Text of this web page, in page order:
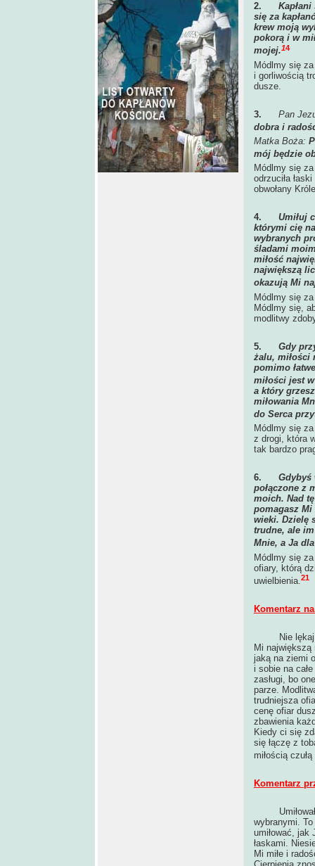
2.
się za
krew moją
pokorą i w
mojej.14
Módlmy się
i gorliwością
dusze.
3. Pan
dobra i
Matka Boża:
mój będzie
Módlmy się
odrzuciła
obwołany
4. Umiłuj
którymi cię
wybranych
śladami
miłość
największą
okazują Mi
Módlmy się
Módlmy się,
modlitwy
5. Gdy
żalu, miłości
pomimo
miłości jest
a który
miłowania
do Serca
Módlmy się
z drogi, która
tak bardzo
6. Gdybyś
połączone z
moich. Nad
pomagasz Mi
wieki. Dzielę
trudne, ale
Mnie, a Ja
Módlmy się
ofiary, którą
uwielbienia. 21
Komentarz
Nie lękaj
Mi największą
jaką na ziemi
i sobie na
zasługi, bo
parze.
trudniejsza
cenę ofiar
zbawienia
Kiedy ci się
się łączę z
miłością
Komentarz
wybranymi.
umiłować, jak
łaskami.
Mi miłe i